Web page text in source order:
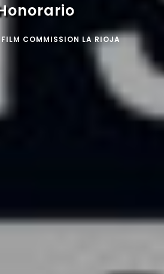
FILM COMMISSION LA RIOJA